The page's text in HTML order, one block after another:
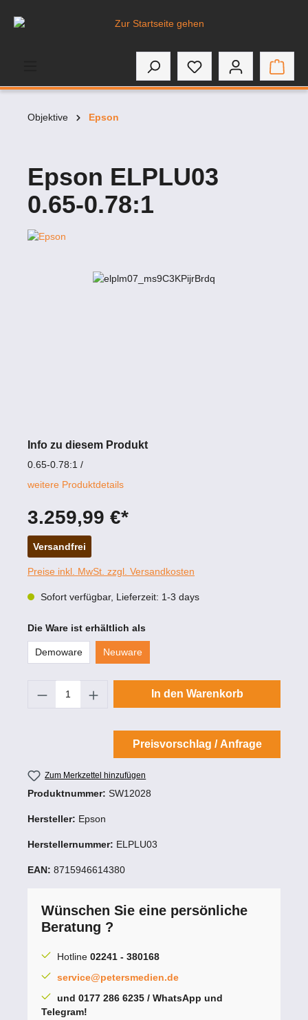
springen
Objektive Epson
Epson ELPLU03
0.65-0.78:1
Info zu diesem Produkt
0.65-0.78:1 /
weitere Produktdetails
3.259,99 €*
Versandfrei
Preise inkl. MwSt. zzgl. Versandkosten
Sofort verfügbar, Lieferzeit: 1-3 days
Die Ware ist erhältlich als
Demoware Neuware
Produkt Anzahl: Gib den gewünschten
In den Warenkorb
Preisvorschlag / Anfrage
Zum Merkzettel hinzufügen
Produktnummer: SW12028
Hersteller: Epson
Herstellernummer: ELPLU03
EAN: 8715946614380
Wünschen Sie eine persönliche
Beratung ?
Hotline 02241 - 380168
service@petersmedien.de
und 0177 286 6235 / WhatsApp und
Telegram!